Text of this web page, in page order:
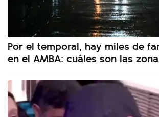
Por el temporal, hay miles de
en el AMBA: cuáles son las